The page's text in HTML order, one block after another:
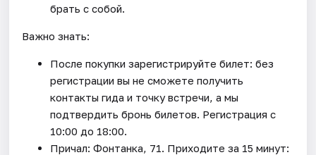
брать с собой.
Важно знать:
После покупки зарегистрируйте билет: без
регистрации вы не сможете получить
контакты гида и точку встречи, а мы
подтвердить бронь билетов. Регистрация с
10:00 до 18:00.
Причал: Фонтанка, 71. Приходите за 15 минут: